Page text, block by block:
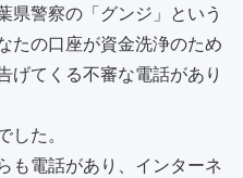
県警察の「グンジ」という
たの口座が資金洗浄のため
げてくる不審な電話があり
た。
も電話があり、インターネ